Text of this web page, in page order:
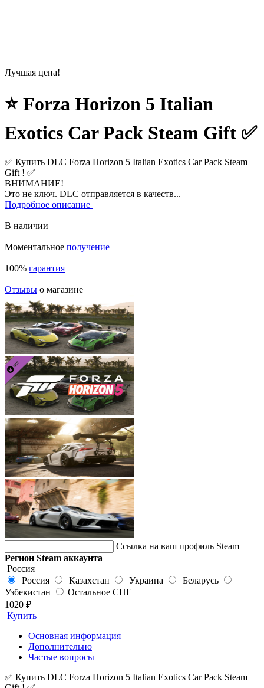
Лучшая цена!
⭐ Forza Horizon 5 Italian
Exotics Car Pack Steam Gift ✅
✅ Купить DLC Forza Horizon 5 Italian Exotics Car Pack Steam
Gift ! ✅
ВНИМАНИЕ!
Это не ключ. DLC отправляется в качеств...
Подробное описание
В наличии
Моментальное получение
100% гарантия
Отзывы о магазине
Ссылка на ваш профиль Steam
Регион Steam аккаунта
Россия
Россия
Казахстан Украина
Беларусь
Узбекистан
Остальное СНГ
1020 ₽
Купить
Основная информация
Дополнительно
Частые вопросы
✅ Купить DLC Forza Horizon 5 Italian Exotics Car Pack Steam